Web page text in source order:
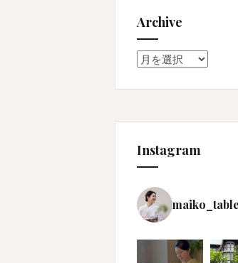
Archive
Archive
Instagram